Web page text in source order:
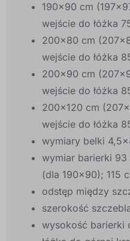
190x90 cm
wejście do łóżka
200x80 cm
wejście do łóżka
200x90 cm
wejście do łóżka
200x120 cm
wejście do łóżka
wymiary belki
wymiar barierki
(dla 190x90); 115
odstęp między
szerokość
wysokość barierki